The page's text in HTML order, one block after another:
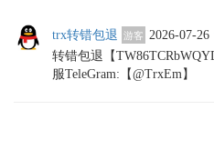
trx转错包退 游客 2026-07-26
转错包退【
服TeleGram:【@TrxEm】